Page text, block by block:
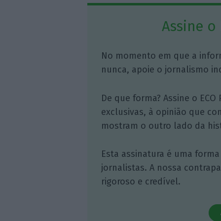
Assine o
No momento em que a
nunca, apoie o jornalismo
De que forma? Assine o
exclusivas, à opinião que
mostram o outro lado da
Esta assinatura é uma
jornalistas. A nossa
rigoroso e credível.